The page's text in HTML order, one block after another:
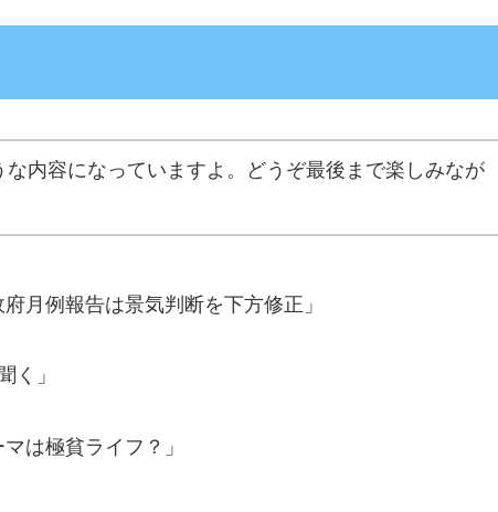
内容になっていますよ。どうぞ最後まで楽しみなが
月例報告は景気判断を下方修正」
く」
は極貧ライフ？」